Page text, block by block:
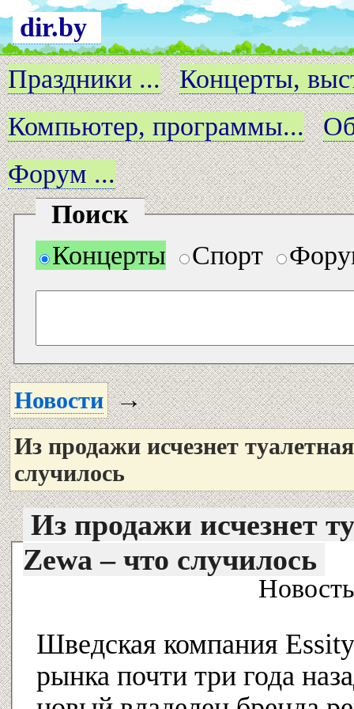
dir.by
Праздники ...
Концерты,
Компьютер, программы...
Форум ...
Поиск
Концерты
Спорт
Новости→
Из продажи исчезнет
случилось
Из продажи исчезнет
Zewa – что случилось
Шведская компания
рынка почти три года